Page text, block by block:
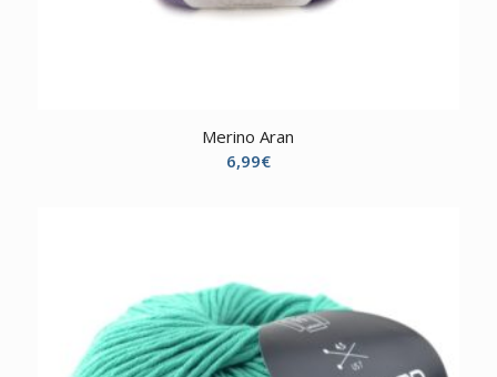
Merino Aran
6,99€